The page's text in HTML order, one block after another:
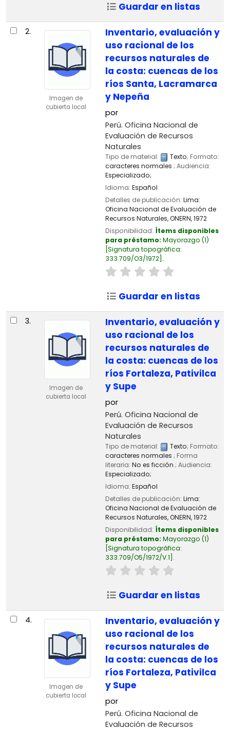
Guardar en listas
2.
Imagen de
cubierta local
Inventario, evaluación y
uso racional de los
recursos naturales de
la costa: cuencas de los
ríos Santa, Lacramarca
y Nepeña
por
Perú. Oficina Nacional de
Evaluación de Recursos
Naturales
Tipo de material: Texto; Formato:
caracteres normales ; Audiencia:
Especializado;
Idioma: Español
Detalles de publicación: Lima:
Oficina Nacional de Evaluación de
Recursos Naturales, ONERN,1972
Disponibilidad: Ítems disponibles
para préstamo: Mayorazgo (1)
Signatura topográfica:
333.709/O3/1972 .
Guardar en listas
3.
Imagen de
cubierta local
Inventario, evaluación y
uso racional de los
recursos naturales de
la costa: cuencas de los
ríos Fortaleza, Pativilca
y Supe
por
Perú. Oficina Nacional de
Evaluación de Recursos
Naturales
Tipo de material: Texto; Formato:
caracteres normales ; Forma
literaria: No es ficción ; Audiencia:
Especializado;
Idioma: Español
Detalles de publicación: Lima:
Oficina Nacional de Evaluación de
Recursos Naturales, ONERN,1972
Disponibilidad: Ítems disponibles
para préstamo: Mayorazgo (1)
Signatura topográfica:
333.709/O5/1972/V.1 .
Guardar en listas
4.
Imagen de
cubierta local
Inventario, evaluación y
uso racional de los
recursos naturales de
la costa: cuencas de los
ríos Fortaleza, Pativilca
y Supe
por
Perú. Oficina Nacional de
Evaluación de Recursos